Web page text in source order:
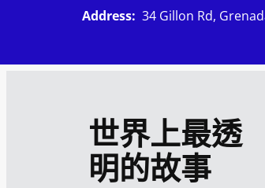
主
世界上最透
明的故事
Address: 34 Gillon Rd,